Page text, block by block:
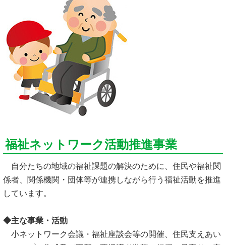
福祉ネットワーク活動推進事業
自分たちの地域の福祉課題の解決のために、住民や福祉関
係者、関係機関・団体等が連携しながら行う福祉活動を推進
しています。
◆主な事業・活動
小ネットワーク会議・福祉座談会等の開催、住民支えあい